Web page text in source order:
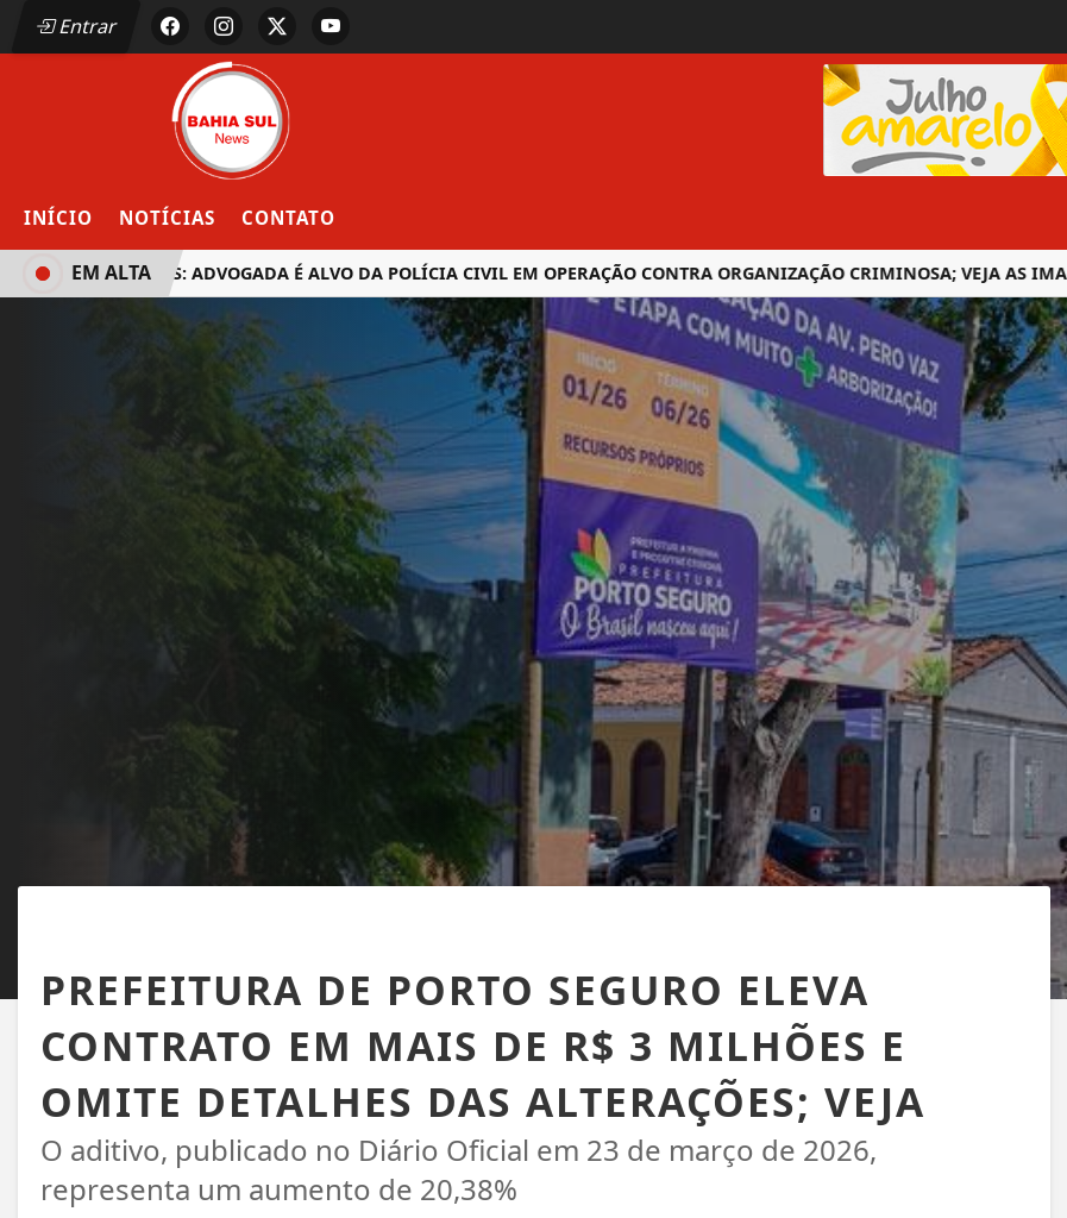
Entrar
INÍCIO NOTÍCIAS CONTATO
EUNÁPOLIS: ADVOGADA É ALVO DA POLÍCIA CIVIL EM OPERAÇÃO CONTRA ORGANIZAÇÃO CRIMINOSA; VEJA AS IMAGENS
EM ALTA
PREFEITURA DE PORTO SEGURO ELEVA
CONTRATO EM MAIS DE R$ 3 MILHÕES E
OMITE DETALHES DAS ALTERAÇÕES; VEJA
O aditivo, publicado no Diário Oficial em 23 de março de 2026,
representa um aumento de 20,38%